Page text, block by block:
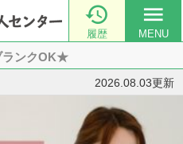

履歴
menu
MENU
ランクOK★
2026.08.03更新